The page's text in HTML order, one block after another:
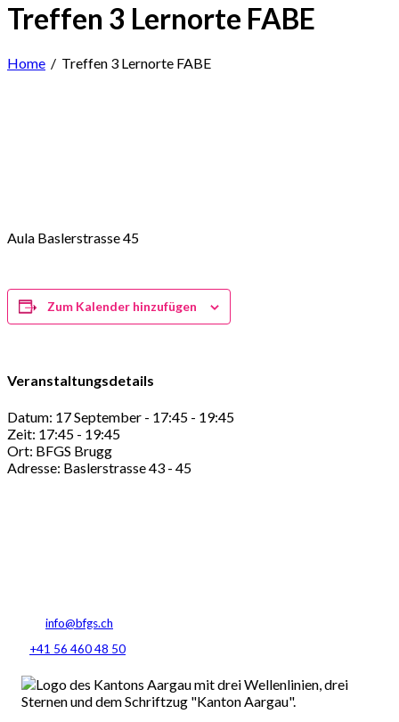
Treffen 3 Lernorte FABE
Home / Treffen 3 Lernorte FABE
Aula Baslerstrasse 45
Zum Kalender hinzufügen
Veranstaltungsdetails
Datum: 17 September - 17:45 - 19:45
Zeit: 17:45 - 19:45
Ort: BFGS Brugg
Adresse: Baslerstrasse 43 - 45
info@bfgs.ch
+41 56 460 48 50